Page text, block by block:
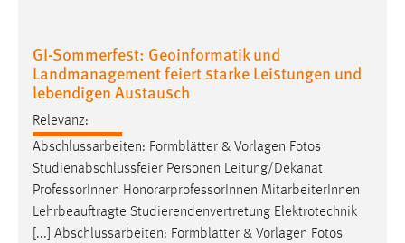
GI-Sommerfest: Geoinformatik und
Landmanagement feiert starke Leistungen und
lebendigen Austausch
Relevanz:
Abschlussarbeiten: Formblätter & Vorlagen Fotos
Studienabschlussfeier Personen Leitung/Dekanat
ProfessorInnen HonorarprofessorInnen MitarbeiterInnen
Lehrbeauftragte Studierendenvertretung Elektrotechnik
[...] Abschlussarbeiten: Formblätter & Vorlagen Fotos
Chat
Name:
MibewSessionID, MIBEW_UserID, mibew_locale, mibew-
chat-frame-style-5e9dbeb1811c0446
Zweck:
Wird benötigt um die Chatfunktion nutzen zu können.
Cookie Laufzeit: